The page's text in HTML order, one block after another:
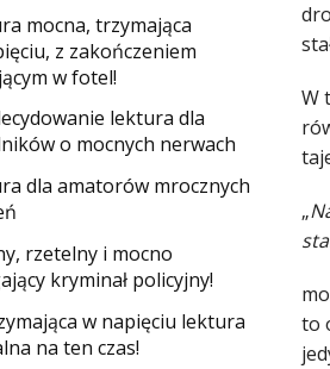
mocna, trzymająca
z zakończeniem
w fotel!
lektura dla
o mocnych nerwach
dla amatorów mrocznych
rzetelny i mocno
kryminał policyjny!
w napięciu lektura
na ten czas!
W
„
to